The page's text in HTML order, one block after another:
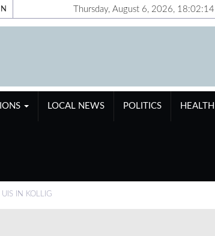
Thursday, August 6, 2026, 18:02:15
LOCAL NEWS POLITICS HEALTH
IN KOLLIG